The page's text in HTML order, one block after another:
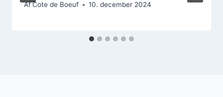
AfCote de Boeuf 10. december 2024